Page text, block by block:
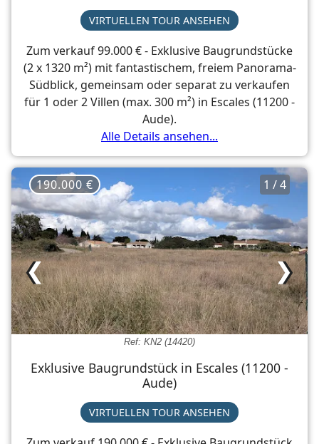
VIRTUELLEN TOUR ANSEHEN
Zum verkauf 99.000 € - Exklusive Baugrundstücke
(2 x 1320 m²) mit fantastischem, freiem Panorama-
Südblick, gemeinsam oder separat zu verkaufen
für 1 oder 2 Villen (max. 300 m²) in Escales (11200 -
Aude).
Alle Details ansehen...
Ref: KN2 (14420)
1 / 4
❯
❮
190.000 €
Exklusive Baugrundstück in Escales (11200 -
Aude)
VIRTUELLEN TOUR ANSEHEN